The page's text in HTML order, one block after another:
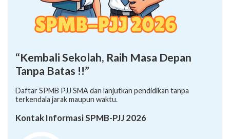
“Kembali Sekolah, Raih Masa Depan
Tanpa Batas !!”
Daftar SPMB PJJ SMA dan lanjutkan pendidikan tanpa
terkendala jarak maupun waktu.
Kontak Informasi SPMB-PJJ 2026